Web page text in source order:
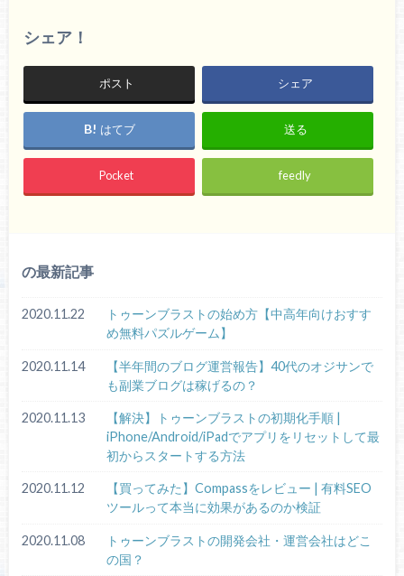
シェア！
ポスト シェア
はてブ 送る
Pocket feedly
の最新記事
2020.11.22
トゥーンブラストの始め方【中高年向けおすす
め無料パズルゲーム】
2020.11.14
【半年間のブログ運営報告】40代のオジサンで
も副業ブログは稼げるの？
2020.11.13
【解決】トゥーンブラストの初期化手順 |
iPhone/Android/iPadでアプリをリセットして最
初からスタートする方法
2020.11.12
【買ってみた】Compassをレビュー | 有料SEO
ツールって本当に効果があるのか検証
2020.11.08
トゥーンブラストの開発会社・運営会社はどこ
の国？